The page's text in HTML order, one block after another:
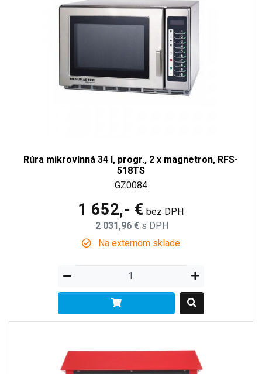
Rúra mikrovlnná 34 l, progr., 2 x magnetron, RFS-
518TS
GZ0084
1 652,- € bez DPH
2 031,96 € s DPH
Na externom sklade